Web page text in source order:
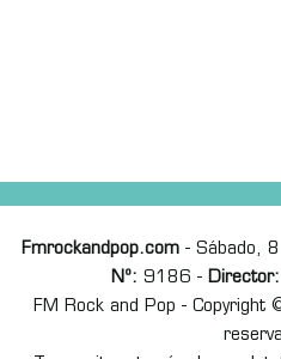
Fmrockandpop.com- Sábado,
Nº: 9186 - Director:
FM Rock and Pop -